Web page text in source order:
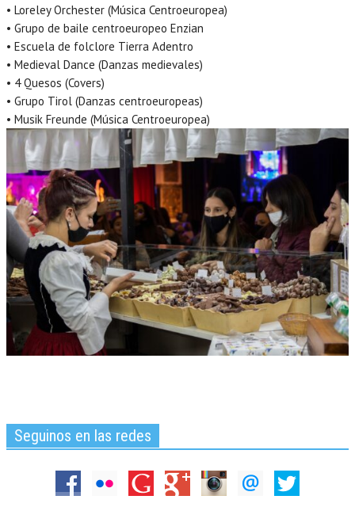
• Loreley Orchester (Música Centroeuropea)
• Grupo de baile centroeuropeo Enzian
• Escuela de folclore Tierra Adentro
• Medieval Dance (Danzas medievales)
• 4 Quesos (Covers)
• Grupo Tirol (Danzas centroeuropeas)
• Musik Freunde (Música Centroeuropea)
Seguinos en las redes